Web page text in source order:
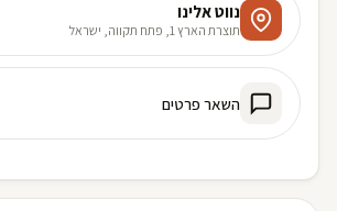
נווט אלינו
תוצרת הארץ 1, פתח תקווה, ישראל
השאר פרטים